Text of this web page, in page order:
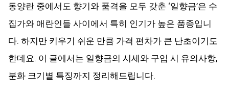
동양란 중에서도 향기와 품격을 모두 갖춘 ‘일향금’은 수
집가와 애란인들 사이에서 특히 인기가 높은 품종입니
다. 하지만 키우기 쉬운 만큼 가격 편차가 큰 난초이기도
한데요. 이 글에서는 일향금의 시세와 구입 시 유의사항,
분화 크기별 특징까지 정리해드립니다.